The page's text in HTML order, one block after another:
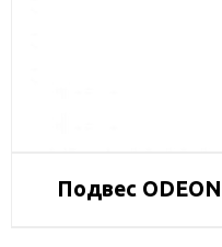
Подвес